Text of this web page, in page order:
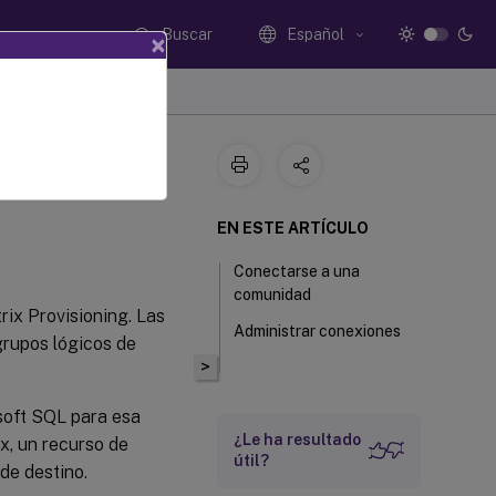
Buscar Español
Provisioning. Las
lógicos de
SQL para esa
un recurso de
destino.
>
EN ESTE ARTÍCULO
Conectarse a una
comunidad
Administrar conexiones
¿Le ha resultado
útil?
×